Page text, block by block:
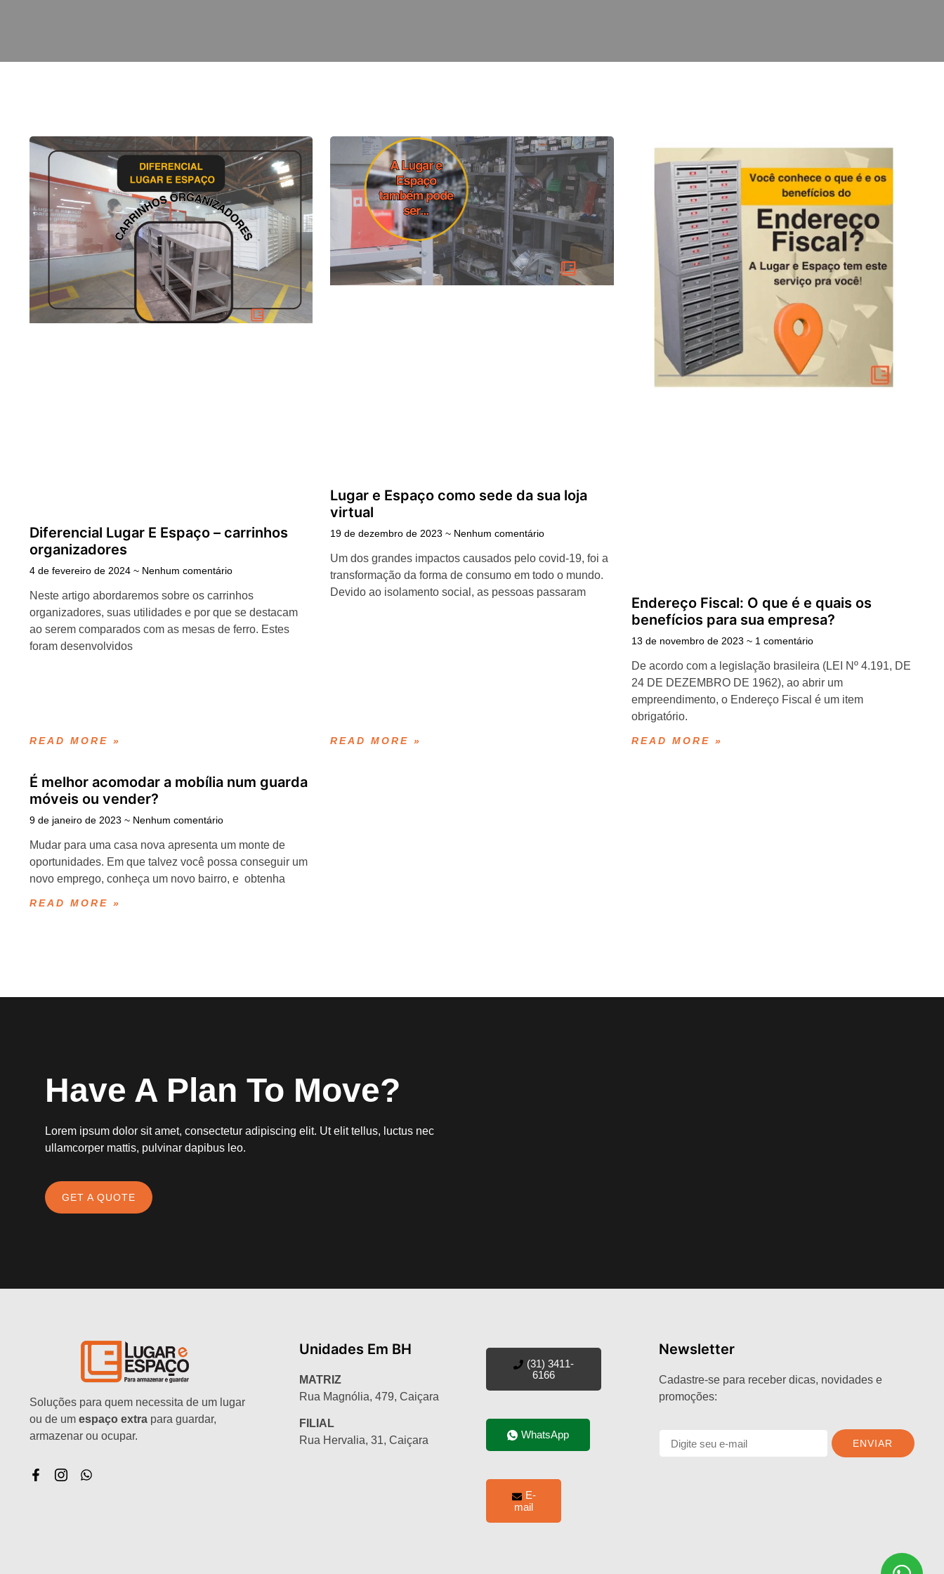
Diferencial Lugar E Espaço – carrinhos
organizadores
4 de fevereiro de 2024 Nenhum comentário
Neste artigo abordaremos sobre os carrinhos
organizadores, suas utilidades e por que se destacam
ao serem comparados com as mesas de ferro. Estes
foram desenvolvidos
READ MORE »
Lugar e Espaço como sede da sua loja
virtual
19 de dezembro de 2023 Nenhum comentário
Um dos grandes impactos causados pelo covid-19, foi a
transformação da forma de consumo em todo o mundo.
Devido ao isolamento social, as pessoas passaram
READ MORE »
Endereço Fiscal: O que é e quais os
benefícios para sua empresa?
13 de novembro de 2023 1 comentário
De acordo com a legislação brasileira (LEI Nº 4.191, DE
24 DE DEZEMBRO DE 1962), ao abrir um
empreendimento, o Endereço Fiscal é um item
obrigatório.
READ MORE »
É melhor acomodar a mobília num guarda
móveis ou vender?
9 de janeiro de 2023 Nenhum comentário
Mudar para uma casa nova apresenta um monte de
oportunidades. Em que talvez você possa conseguir um
novo emprego, conheça um novo bairro, e obtenha
READ MORE »
Have A Plan To Move?
Lorem ipsum dolor sit amet, consectetur adipiscing elit. Ut elit tellus, luctus nec
ullamcorper mattis, pulvinar dapibus leo.
GET A QUOTE
Soluções para quem necessita de um lugar
ou de um espaço extra para guardar,
armazenar ou ocupar.
Unidades Em BH
MATRIZ
Rua Magnólia, 479, Caiçara
FILIAL
Rua Hervalia, 31, Caiçara
(31) 3411-
6166
WhatsApp
E-
mail
Newsletter
Cadastre-se para receber dicas, novidades e
promoções:
ENVIAR